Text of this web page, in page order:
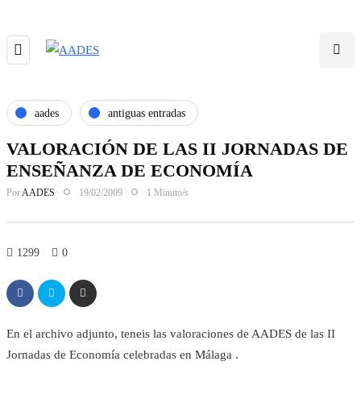
aades antiguas entradas
VALORACIÓN DE LAS II JORNADAS DE
ENSEÑANZA DE ECONOMÍA
PorAADES 19/02/2009 1 Minuto/s
1299 0
En el archivo adjunto, teneis las valoraciones de AADES de las II
Jornadas de Economía celebradas en Málaga .